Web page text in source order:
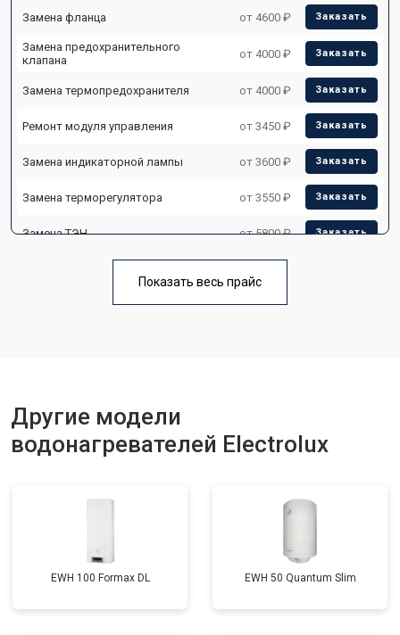
Замена фланца от 4600 ₽ Заказать
Замена предохранительного
клапана
от 4000 ₽ Заказать
Замена термопредохранителя от 4000 ₽ Заказать
Ремонт модуля управления от 3450 ₽ Заказать
Замена индикаторной лампы от 3600 ₽ Заказать
Замена терморегулятора от 3550 ₽ Заказать
Замена ТЭН от 5800 ₽ Заказать
Замена термостата от 3590 ₽
Ремонт платы управления
(восстановление)
Замена платы управления от 3900 ₽ Заказать
Показать весь прайс
Другие модели
водонагревателей Electrolux
EWH 100 Formax DL EWH 50 Quantum Slim